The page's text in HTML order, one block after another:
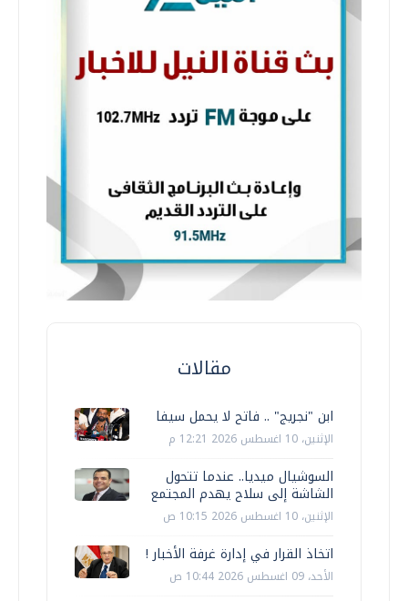
مقالات
ابن "نجريج" .. فاتح لا يحمل سيفا
الإثنين، 10 اغسطس 2026 12:21 م
السوشيال ميديا.. عندما تتحول
الشاشة إلى سلاح يهدم المجتمع
الإثنين، 10 اغسطس 2026 10:15 ص
اتخاذ القرار في إدارة غرفة الأخبار !
الأحد، 09 اغسطس 2026 10:44 ص